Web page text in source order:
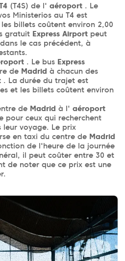
(T4S) de l' aéroport . Le
Ministerios au T4 est
billets coûtent environ 2,00
gratuit Express Airport peut
le cas précédent, à
. Le bus Express
de Madrid à chacun des
. La durée du trajet est
et les billets coûtent environ
de Madrid à l' aéroport
pour ceux qui recherchent
voyage. Le prix
en taxi du centre de Madrid
de l'heure de la journée
il peut coûter entre 30 et
de noter que ce prix est une